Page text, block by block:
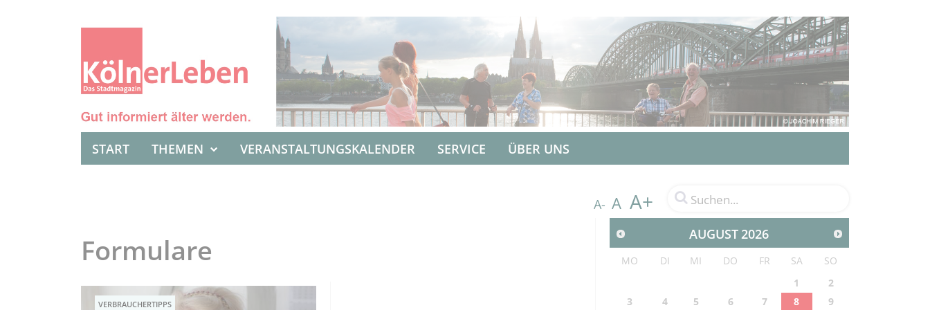
START THEMEN VERANSTALTUNGSKALENDER SERVICE ÜBER UNS
A- A A+
Formulare
VERBRAUCHERTIPPS
AUGUST2026
MO DI MI DO FR SA
SO
1
2
3
4 5 6 7 8 9